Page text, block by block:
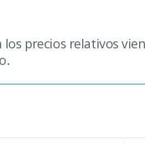
precios relativos